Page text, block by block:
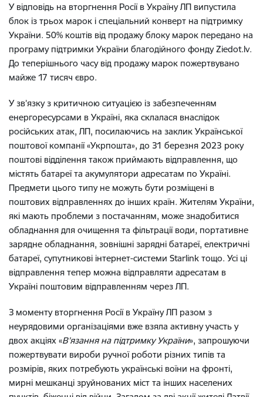
У відповідь на вторгнення Росії в Україну ЛП випустила
блок із трьох марок і спеціальний конверт на підтримку
України. 50% коштів від продажу блоку марок передано на
програму підтримки України благодійного фонду Ziedot.lv.
До теперішнього часу від продажу марок пожертвувано
майже 17 тисяч євро.
У зв’язку з критичною ситуацією із забезпеченням
енергоресурсами в Україні, яка склалася внаслідок
російських атак, ЛП, посилаючись на заклик Української
поштової компанії «Укрпошта», до 31 березня 2023 року
поштові відділення також приймають відправлення, що
містять батареї та акумулятори адресатам по Україні.
Предмети цього типу не можуть бути розміщені в
поштових відправленнях до інших країн. Жителям України,
які мають проблеми з постачанням, може знадобитися
обладнання для очищення та фільтрації води, портативне
зарядне обладнання, зовнішні зарядні батареї, електричні
батареї, супутникові інтернет-системи Starlink тощо. Усі ці
відправлення тепер можна відправляти адресатам в
Україні поштовим відправленням через ЛП.
З моменту вторгнення Росії в Україну ЛП разом з
неурядовими організаціями вже взяла активну участь у
двох акціях «В’язання на підтримку України», запрошуючи
пожертвувати вироби ручної роботи різних типів та
розмірів, яких потребують українські воїни на фронті,
мирні мешканці зруйнованих міст та інших населених